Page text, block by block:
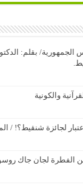
بقلم:
والكونية
لجائزة شنقيط؟! /
الفطرة لجان جاك